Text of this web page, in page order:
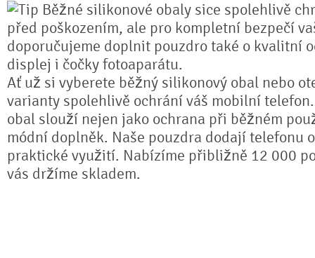
Běžné silikonové obaly sice spolehlivě
před poškozením, ale pro kompletní bezpečí
doporučujeme doplnit pouzdro také o kvalitní
displej i čočky fotoaparátu.
Ať už si vyberete běžný silikonový obal nebo
varianty spolehlivě ochrání váš mobilní
obal slouží nejen jako ochrana při běžném
módní doplněk. Naše pouzdra dodají telefonu
praktické využití. Nabízíme přibližně 12 000
vás držíme skladem.